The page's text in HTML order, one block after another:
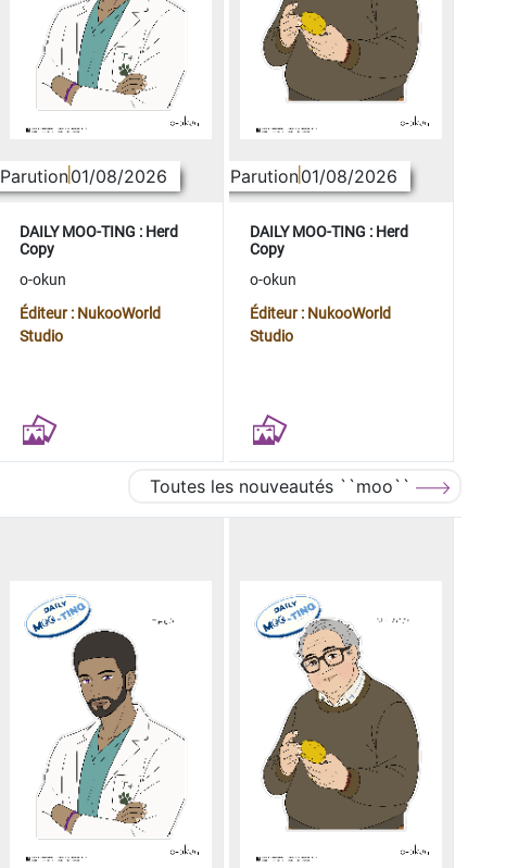
Parution01/08/2026
DAILY MOO-TING : Herd
Copy
o-okun
Éditeur : NukooWorld
Studio
Parution01/08/2026
DAILY MOO-TING : Herd
Copy
o-okun
Éditeur : NukooWorld
Studio
Toutes les nouveautés ``moo``